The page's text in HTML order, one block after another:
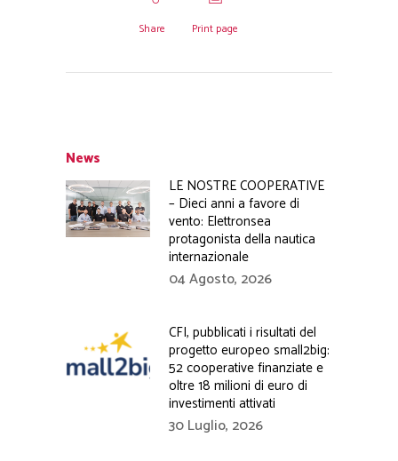
Share Print page
News
LE NOSTRE COOPERATIVE
– Dieci anni a favore di
vento: Elettronsea
protagonista della nautica
internazionale
04 Agosto, 2026
CFI, pubblicati i risultati del
progetto europeo small2big:
52 cooperative finanziate e
oltre 18 milioni di euro di
investimenti attivati
30 Luglio, 2026